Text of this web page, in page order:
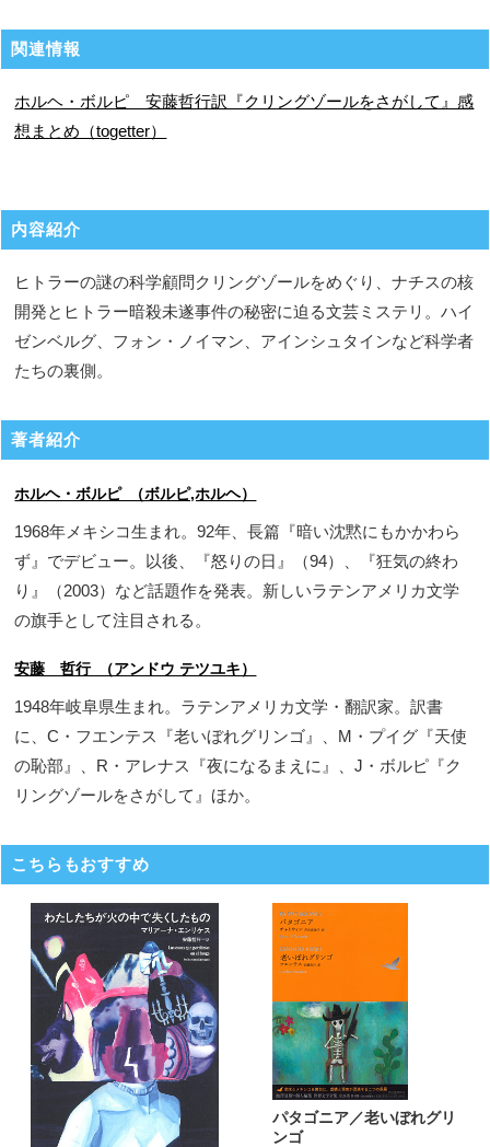
関連情報
ホルヘ・ボルピ 安藤哲行訳『クリングゾールをさがして』感
想まとめ（togetter）
内容紹介
ヒトラーの謎の科学顧問クリングゾールをめぐり、ナチスの核
開発とヒトラー暗殺未遂事件の秘密に迫る文芸ミステリ。ハイ
ゼンベルグ、フォン・ノイマン、アインシュタインなど科学者
たちの裏側。
著者紹介
ホルヘ・ボルピ （ボルピ,ホルヘ）
1968年メキシコ生まれ。92年、長篇『暗い沈黙にもかかわら
ず』でデビュー。以後、『怒りの日』（94）、『狂気の終わ
り』（2003）など話題作を発表。新しいラテンアメリカ文学
の旗手として注目される。
安藤 哲行 （アンドウ テツユキ）
1948年岐阜県生まれ。ラテンアメリカ文学・翻訳家。訳書
に、C・フエンテス『老いぼれグリンゴ』、M・プイグ『天使
の恥部』、R・アレナス『夜になるまえに』、J・ボルピ『ク
リングゾールをさがして』ほか。
こちらもおすすめ
パタゴニア／老いぼれグリ
ンゴ